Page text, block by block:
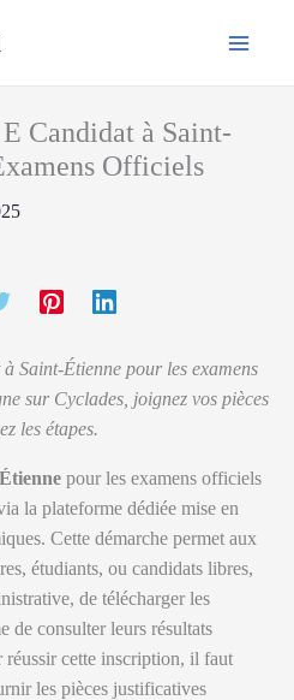
Candidat à Saint-
Officiels
Saint-Étienne pour les examens
sur Cyclades, joignez vos pièces
les étapes.
pour les examens officiels
la plateforme dédiée mise en
Cette démarche permet aux
étudiants, ou candidats libres,
de télécharger les
de consulter leurs résultats
réussir cette inscription, il faut
les pièces justificatives